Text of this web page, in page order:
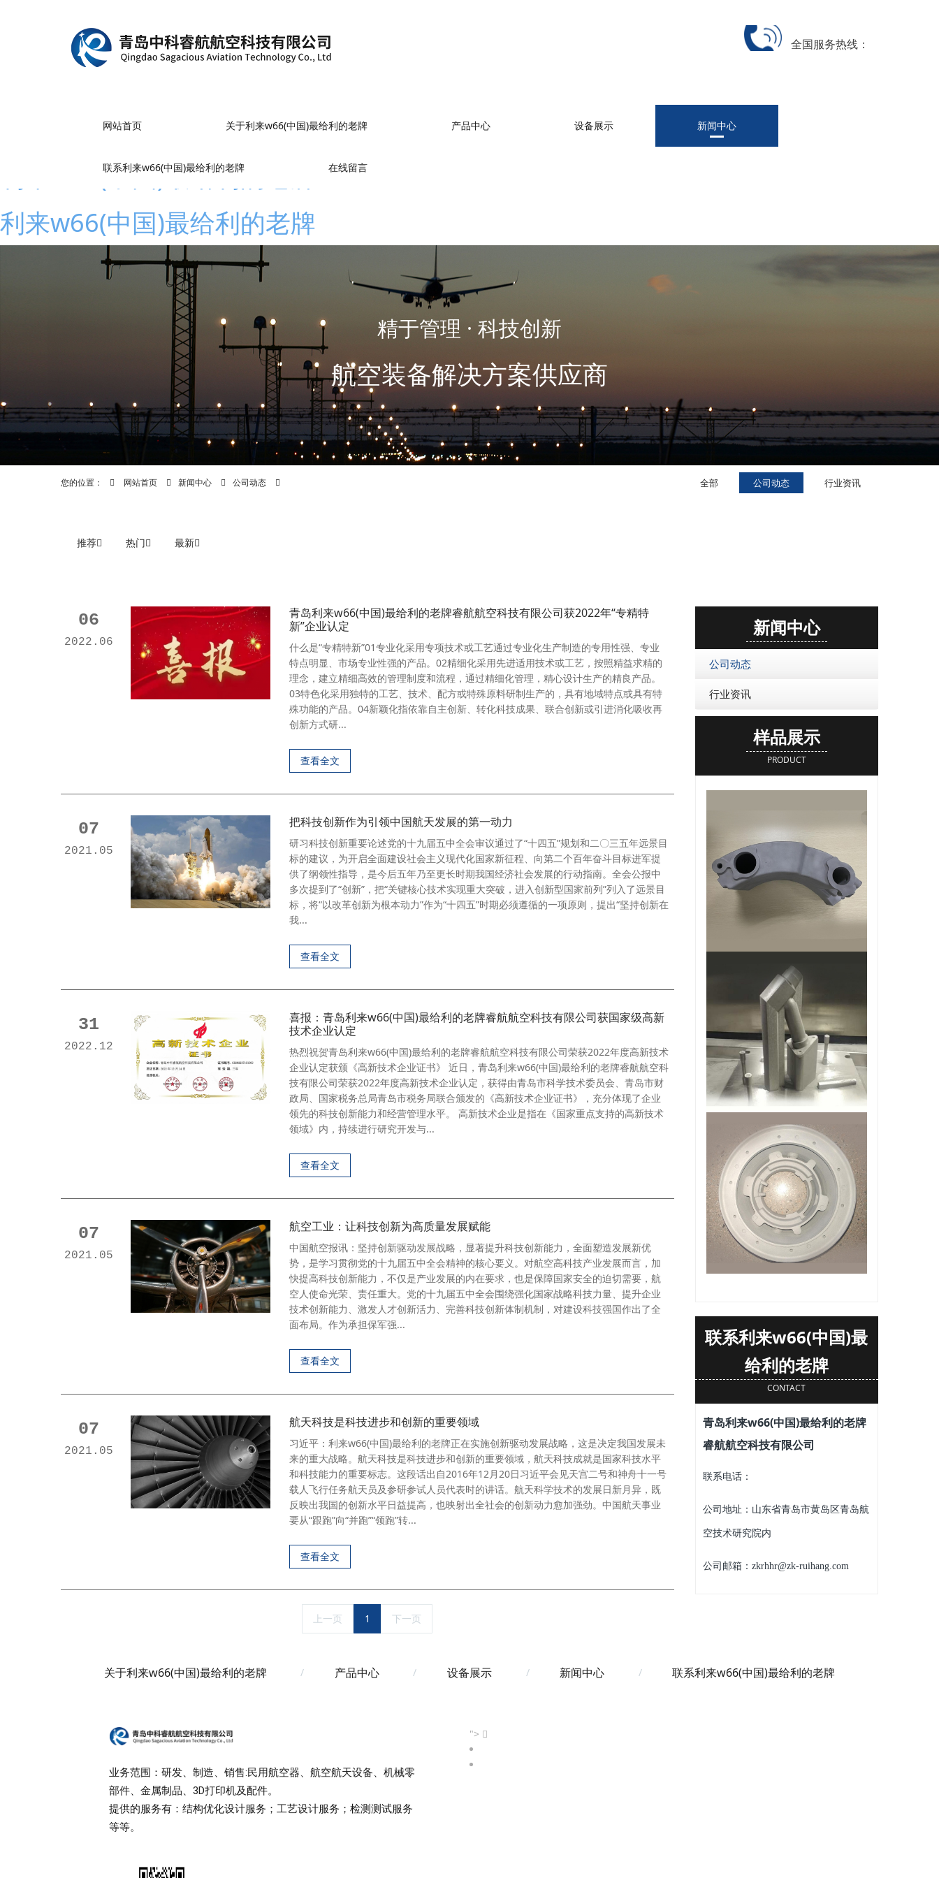
利来w66(中国)最给利的老牌
利来w66(中国)最给利的老牌
全国服务热线：
网站首页 关于利来w66(中国)最给利的老牌 产品中心 设备展示 新闻中心
联系利来w66(中国)最给利的老牌 在线留言
精于管理 · 科技创新
航空装备解决方案供应商
您的位置： 网站首页 新闻中心 公司动态 全部 公司动态 行业资讯
推荐 热门 最新
06
2022.06
青岛利来w66(中国)最给利的老牌睿航航空科技有限公司获2022年“专精特
新”企业认定
什么是“专精特新”01专业化采用专项技术或工艺通过专业化生产制造的专用性强、专业
特点明显、市场专业性强的产品。02精细化采用先进适用技术或工艺，按照精益求精的
理念，建立精细高效的管理制度和流程，通过精细化管理，精心设计生产的精良产品。
03特色化采用独特的工艺、技术、配方或特殊原料研制生产的，具有地域特点或具有特
殊功能的产品。04新颖化指依靠自主创新、转化科技成果、联合创新或引进消化吸收再
创新方式研...
查看全文
07
2021.05
把科技创新作为引领中国航天发展的第一动力
研习科技创新重要论述党的十九届五中全会审议通过了“十四五”规划和二〇三五年远景目
标的建议，为开启全面建设社会主义现代化国家新征程、向第二个百年奋斗目标进军提
供了纲领性指导，是今后五年乃至更长时期我国经济社会发展的行动指南。全会公报中
多次提到了“创新”，把“关键核心技术实现重大突破，进入创新型国家前列”列入了远景目
标，将“以改革创新为根本动力”作为“十四五”时期必须遵循的一项原则，提出“坚持创新在
我...
查看全文
31
2022.12
喜报：青岛利来w66(中国)最给利的老牌睿航航空科技有限公司获国家级高新
技术企业认定
热烈祝贺青岛利来w66(中国)最给利的老牌睿航航空科技有限公司荣获2022年度高新技术
企业认定获颁《高新技术企业证书》 近日，青岛利来w66(中国)最给利的老牌睿航航空科
技有限公司荣获2022年度高新技术企业认定，获得由青岛市科学技术委员会、青岛市财
政局、国家税务总局青岛市税务局联合颁发的《高新技术企业证书》，充分体现了企业
领先的科技创新能力和经营管理水平。 高新技术企业是指在《国家重点支持的高新技术
领域》内，持续进行研究开发与...
查看全文
07
2021.05
航空工业：让科技创新为高质量发展赋能
中国航空报讯：坚持创新驱动发展战略，显著提升科技创新能力，全面塑造发展新优
势，是学习贯彻党的十九届五中全会精神的核心要义。对航空高科技产业发展而言，加
快提高科技创新能力，不仅是产业发展的内在要求，也是保障国家安全的迫切需要，航
空人使命光荣、责任重大。党的十九届五中全会围绕强化国家战略科技力量、提升企业
技术创新能力、激发人才创新活力、完善科技创新体制机制，对建设科技强国作出了全
面布局。作为承担保军强...
查看全文
07
2021.05
航天科技是科技进步和创新的重要领域
习近平：利来w66(中国)最给利的老牌正在实施创新驱动发展战略，这是决定我国发展未
来的重大战略。航天科技是科技进步和创新的重要领域，航天科技成就是国家科技水平
和科技能力的重要标志。这段话出自2016年12月20日习近平会见天宫二号和神舟十一号
载人飞行任务航天员及参研参试人员代表时的讲话。航天科学技术的发展日新月异，既
反映出我国的创新水平日益提高，也映射出全社会的创新动力愈加强劲。中国航天事业
要从“跟跑”向“并跑”“领跑”转...
查看全文
上一页 1 下一页
新闻中心
公司动态
行业资讯
样品展示
PRODUCT
联系利来w66(中国)最
给利的老牌
CONTACT
青岛利来w66(中国)最给利的老牌
睿航航空科技有限公司
联系电话：
公司地址：山东省青岛市黄岛区青岛航
空技术研究院内
公司邮箱：zkrhhr@zk-ruihang.com
关于利来w66(中国)最给利的老牌 产品中心 设备展示 新闻中心 联系利来w66(中国)最给利的老牌
业务范围：研发、制造、销售:民用航空器、航空航天设备、机械零
部件、金属制品、3D打印机及配件。
提供的服务有：结构优化设计服务；工艺设计服务；检测测试服务
等等。
">